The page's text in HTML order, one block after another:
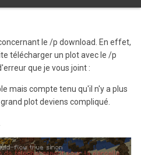
le /p download. En effet,
télécharger un plot avec le /p
que je vous joint :
mais compte tenu qu'il n'y a plus
plot deviens compliqué.